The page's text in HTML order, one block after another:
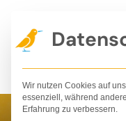
Inhalt
springen
Wir nutzen Cookies auf
essenziell, während
Erfahrung zu verbessern.